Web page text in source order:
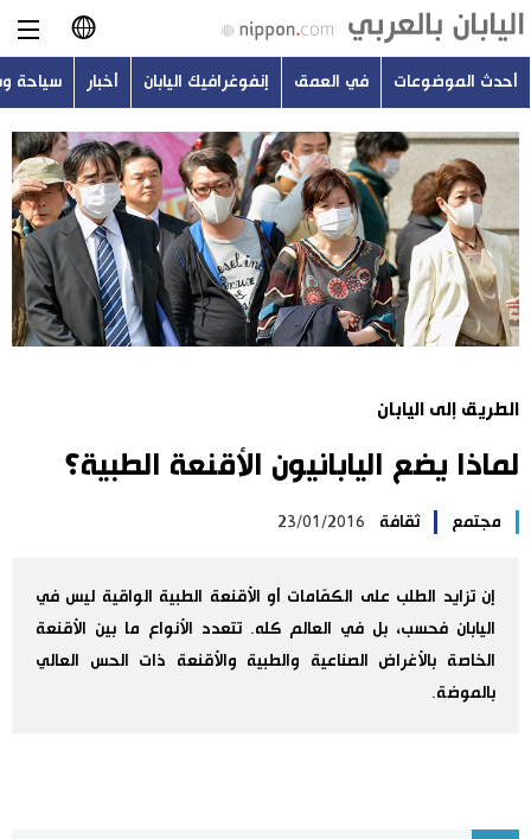
日本語
English
简体字
繁體字
Français
Русский
أحدث الموضوعات
في العمق
مانغا وأنيمي
علوم وتكنولوجيا
أحدث الموضوعات في العمق إنفوغرافيك اليابان أخبار سياحة
الطريق إلى اليابان
لماذا يضع اليابانيون الأقنعة الطبية؟
مجتمع ثقافة 23/01/2016
إن تزايد الطلب على الكمّامات أو الأقنعة الطبية الواقية ليس في
اليابان فحسب، بل في العالم كله. تتعدد الأنواع ما بين الأقنعة
الخاصة بالأغراض الصناعية والطبية والأقنعة ذات الحس العالي
بالموضة.